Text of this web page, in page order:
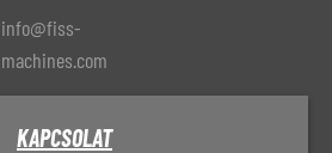
info@fiss-
machines.com
KAPCSOLAT